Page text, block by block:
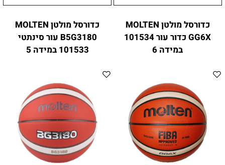
כדורסל מולטן MOLTEN
GG6X כדור עור 101534
במידה 6
כדורסל מולטן MOLTEN
B5G3180 עור סינתטי
101533 במידה 5